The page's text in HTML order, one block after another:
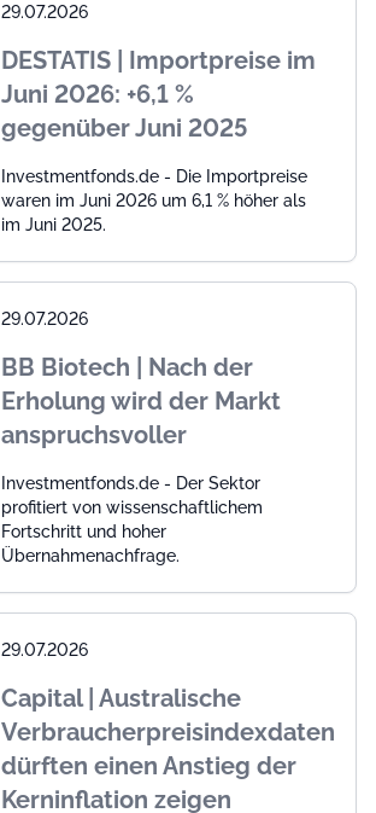
29.07.2026
DESTATIS | Importpreise im
Juni 2026: +6,1 %
gegenüber Juni 2025
Investmentfonds.de - Die Importpreise
waren im Juni 2026 um 6,1 % höher als
im Juni 2025.
29.07.2026
BB Biotech | Nach der
Erholung wird der Markt
anspruchsvoller
Investmentfonds.de - Der Sektor
profitiert von wissenschaftlichem
Fortschritt und hoher
Übernahmenachfrage.
29.07.2026
Capital | Australische
Verbraucherpreisindexdaten
dürften einen Anstieg der
Kerninflation zeigen